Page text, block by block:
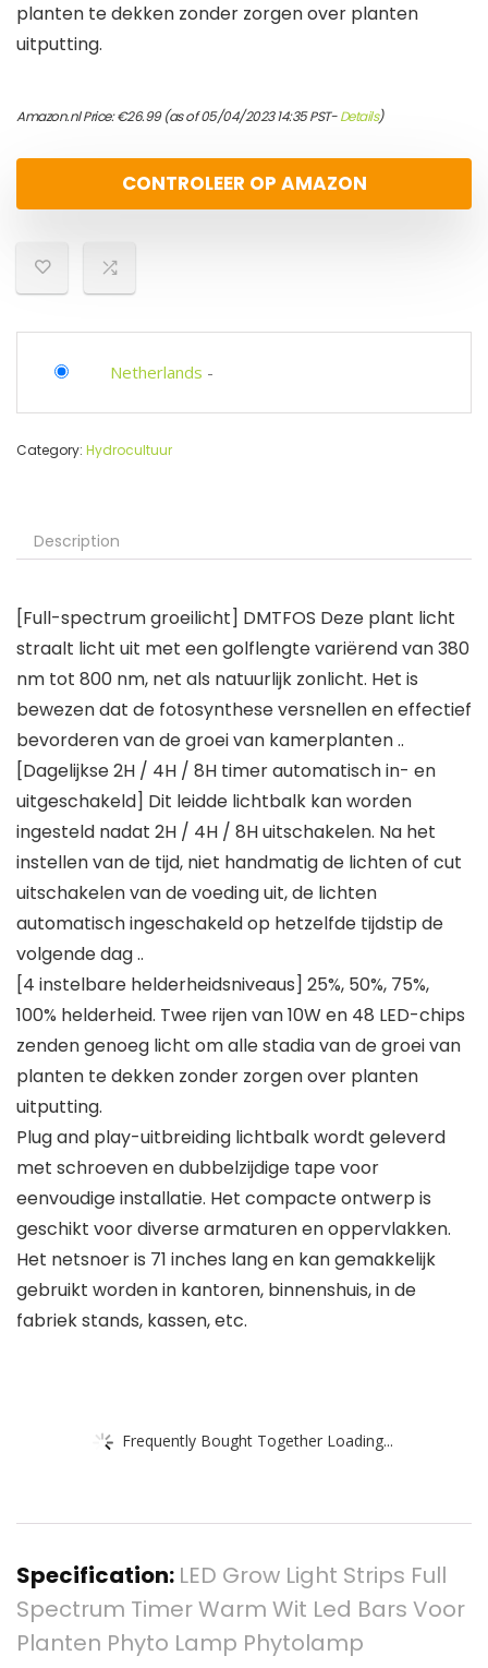
planten te dekken zonder zorgen over planten
uitputting.
Amazon.nl Price:€26.99(as of 05/04/2023 14:35 PST-Details)
CONTROLEER OP AMAZON
Netherlands -
Category: Hydrocultuur
Description
[Full-spectrum groeilicht] DMTFOS Deze plant licht
straalt licht uit met een golflengte variërend van 380
nm tot 800 nm, net als natuurlijk zonlicht. Het is
bewezen dat de fotosynthese versnellen en effectief
bevorderen van de groei van kamerplanten ..
[Dagelijkse 2H / 4H / 8H timer automatisch in- en
uitgeschakeld] Dit leidde lichtbalk kan worden
ingesteld nadat 2H / 4H / 8H uitschakelen. Na het
instellen van de tijd, niet handmatig de lichten of cut
uitschakelen van de voeding uit, de lichten
automatisch ingeschakeld op hetzelfde tijdstip de
volgende dag ..
[4 instelbare helderheidsniveaus] 25%, 50%, 75%,
100% helderheid. Twee rijen van 10W en 48 LED-chips
zenden genoeg licht om alle stadia van de groei van
planten te dekken zonder zorgen over planten
uitputting.
Plug and play-uitbreiding lichtbalk wordt geleverd
met schroeven en dubbelzijdige tape voor
eenvoudige installatie. Het compacte ontwerp is
geschikt voor diverse armaturen en oppervlakken.
Het netsnoer is 71 inches lang en kan gemakkelijk
gebruikt worden in kantoren, binnenshuis, in de
fabriek stands, kassen, etc.
Frequently Bought Together Loading...
Specification: LED Grow Light Strips Full
Spectrum Timer Warm Wit Led Bars Voor
Planten Phyto Lamp Phytolamp